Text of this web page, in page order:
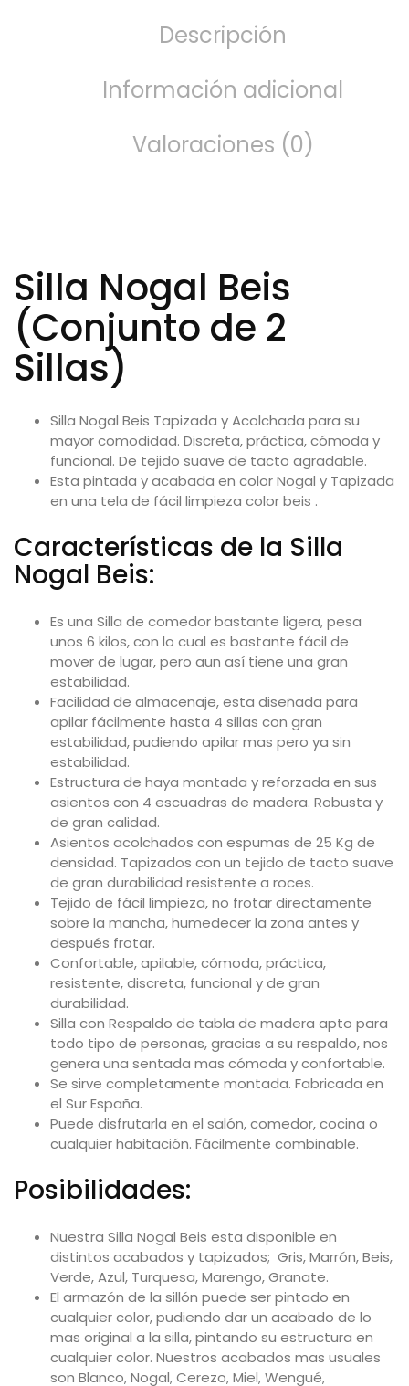
Descripción
Información adicional
Valoraciones (0)
Silla Nogal Beis
(Conjunto de 2
Sillas)
Silla Nogal Beis Tapizada y Acolchada para su
mayor comodidad. Discreta, práctica, cómoda y
funcional. De tejido suave de tacto agradable.
Esta pintada y acabada en color Nogal y Tapizada
en una tela de fácil limpieza color beis .
Características de la Silla
Nogal Beis:
Es una Silla de comedor bastante ligera, pesa
unos 6 kilos, con lo cual es bastante fácil de
mover de lugar, pero aun así tiene una gran
estabilidad.
Facilidad de almacenaje, esta diseñada para
apilar fácilmente hasta 4 sillas con gran
estabilidad, pudiendo apilar mas pero ya sin
estabilidad.
Estructura de haya montada y reforzada en sus
asientos con 4 escuadras de madera. Robusta y
de gran calidad.
Asientos acolchados con espumas de 25 Kg de
densidad. Tapizados con un tejido de tacto suave
de gran durabilidad resistente a roces.
Tejido de fácil limpieza, no frotar directamente
sobre la mancha, humedecer la zona antes y
después frotar.
Confortable, apilable, cómoda, práctica,
resistente, discreta, funcional y de gran
durabilidad.
Silla con Respaldo de tabla de madera apto para
todo tipo de personas, gracias a su respaldo, nos
genera una sentada mas cómoda y confortable.
Se sirve completamente montada. Fabricada en
el Sur España.
Puede disfrutarla en el salón, comedor, cocina o
cualquier habitación. Fácilmente combinable.
Posibilidades:
Nuestra Silla Nogal Beis esta disponible en
distintos acabados y tapizados; Gris, Marrón, Beis,
Verde, Azul, Turquesa, Marengo, Granate.
El armazón de la sillón puede ser pintado en
cualquier color, pudiendo dar un acabado de lo
mas original a la silla, pintando su estructura en
cualquier color. Nuestros acabados mas usuales
son Blanco, Nogal, Cerezo, Miel, Wengué,